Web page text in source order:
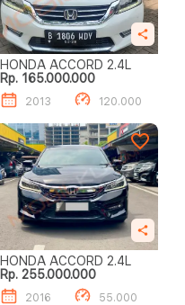
HONDA ACCORD 2.4L
Rp. 165.000.000
2013 120.000
HONDA ACCORD 2.4L
Rp. 255.000.000
2016
55.000